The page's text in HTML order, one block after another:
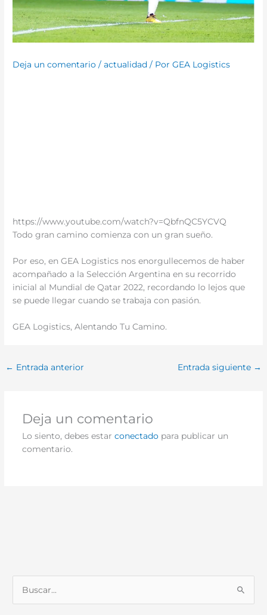
Deja un comentario /actualidad / PorGEA Logistics
https://www.youtube.com/watch?v=QbfnQC5YCVQ
Todo gran camino comienza con un gran sueño.
Por eso, en GEA Logistics nos enorgullecemos de haber
acompañado a la Selección Argentina en su recorrido
inicial al Mundial de Qatar 2022, recordando lo lejos que
se puede llegar cuando se trabaja con pasión.
GEA Logistics, Alentando Tu Camino.
← Entrada anterior Entrada siguiente →
Deja un comentario
Lo siento, debes estar conectadopara publicar un
comentario.